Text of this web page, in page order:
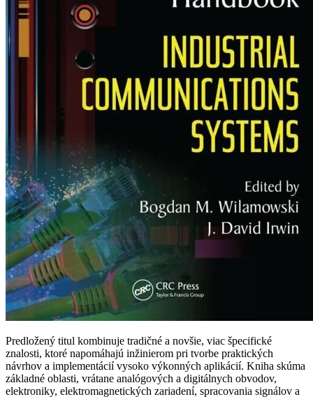
Predložený titul kombinuje tradičné a novšie, viac špecifické
znalosti, ktoré napomáhajú inžinierom pri tvorbe praktických
návrhov a implementácií vysoko výkonných aplikácií. Kniha skúma
základné oblasti, vrátane analógových a digitálnych obvodov,
elektroniky, elektromagnetických zariadení, spracovania signálov a